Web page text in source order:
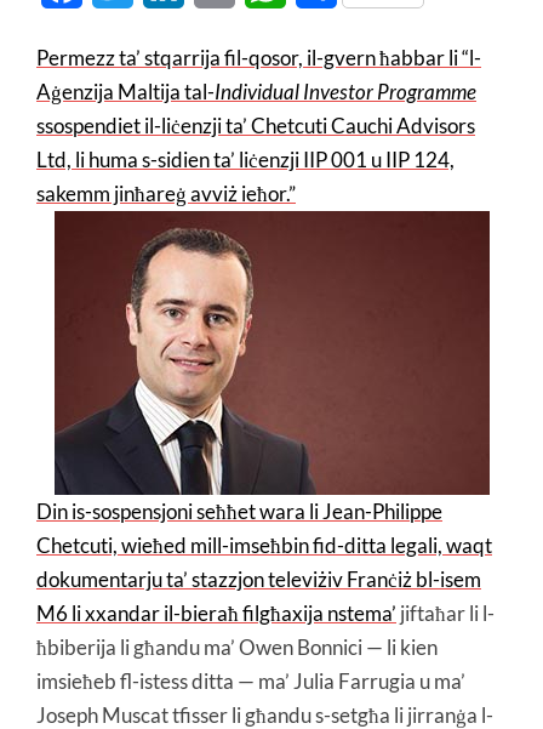
Permezz ta’ stqarrija fil-qosor, il-gvern ħabbar li “l-
Aġenzija Maltija tal-Individual Investor Programme
ssospendiet il-liċenzji ta’ Chetcuti Cauchi Advisors
Ltd, li huma s-sidien ta’ liċenzji IIP 001 u IIP 124,
sakemm jinħareġ avviż ieħor.”
Din is-sospensjoni seħħet wara li Jean-Philippe
Chetcuti, wieħed mill-imseħbin fid-ditta legali, waqt
dokumentarju ta’ stazzjon televiżiv Franċiż bl-isem
M6 li xxandar il-bieraħ filgħaxija nstema’ jiftaħar li l-
ħbiberija li għandu ma’ Owen Bonnici — li kien
imsieħeb fl-istess ditta — ma’ Julia Farrugia u ma’
Joseph Muscat tfisser li għandu s-setgħa li jirranġa l-